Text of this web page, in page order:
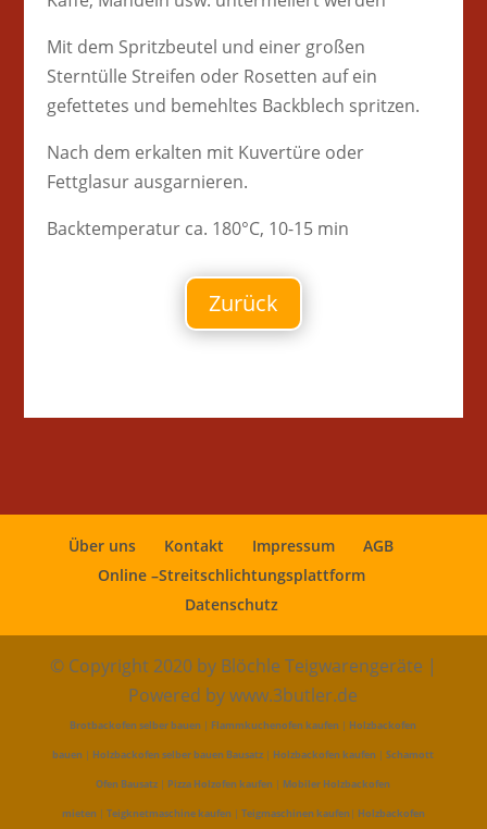
Mit dem Spritzbeutel und einer großen
Sterntülle Streifen oder Rosetten auf ein
gefettetes und bemehltes Backblech spritzen.
Nach dem erkalten mit Kuvertüre oder
Fettglasur ausgarnieren.
Backtemperatur ca. 180°C, 10-15 min
Zurück
Über uns Kontakt Impressum
AGB
Online –Streitschlichtungsplattform
Datenschutz
© Copyright 2020 by Blöchle Teigwarengeräte |
Powered by www.3butler.de
Brotbackofen selber bauen | Flammkuchenofen kaufen | Holzbackofen
bauen | Holzbackofen selber bauen Bausatz | Holzbackofen kaufen |Schamott
Ofen Bausatz | Pizza Holzofen kaufen | Mobiler Holzbackofen
mieten| Teigknetmaschine kaufen| Teigmaschinen kaufen| Holzbackofen